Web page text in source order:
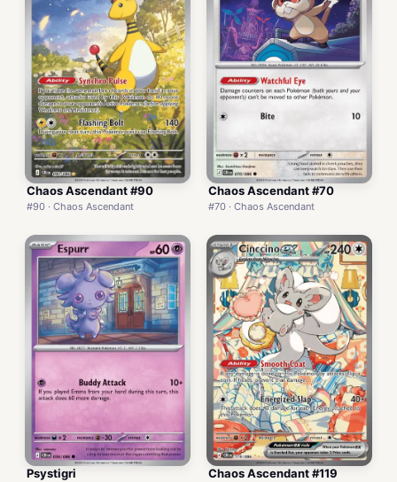
Chaos Ascendant #90
#90 · Chaos Ascendant
Chaos Ascendant #70
#70 · Chaos Ascendant
Psystigri Chaos Ascendant #119